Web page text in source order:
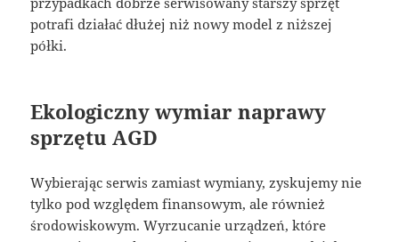
potrafi działać dłużej niż nowy model z niższej
półki.
Ekologiczny wymiar naprawy
sprzętu AGD
Wybierając serwis zamiast wymiany, zyskujemy nie
tylko pod względem finansowym, ale również
środowiskowym. Wyrzucanie urządzeń, które